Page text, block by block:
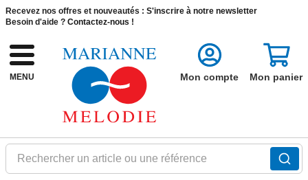
Recevez nos offres et nouveautés : S'inscrire à notre newsletter
Besoin d'aide ? Contactez-nous !
MENU
Rechercher un article ou une référence
Mon compte Mon panier